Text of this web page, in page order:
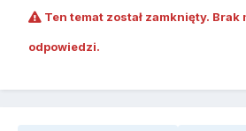
Ten temat został zamknięty.
odpowiedzi.